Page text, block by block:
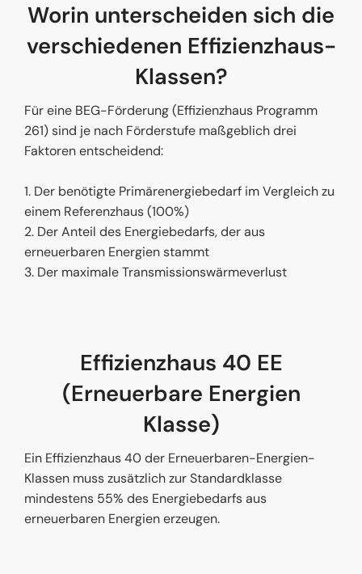
Worin unterscheiden sich die
verschiedenen Effizienzhaus-
Klassen?
Für eine BEG-Förderung (Effizienzhaus Programm
261) sind je nach Förderstufe maßgeblich drei
Faktoren entscheidend:
1. Der benötigte Primärenergiebedarf im Vergleich zu
einem Referenzhaus (100%)
2. Der Anteil des Energiebedarfs, der aus
erneuerbaren Energien stammt
3. Der maximale Transmissionswärmeverlust
Effizienzhaus 40 EE
(Erneuerbare Energien
Klasse)
Ein Effizienzhaus 40 der Erneuerbaren-Energien-
Klassen muss zusätzlich zur Standardklasse
mindestens 55% des Energiebedarfs aus
erneuerbaren Energien erzeugen.